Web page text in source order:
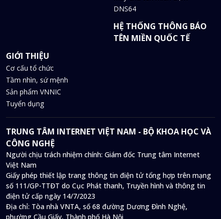
DNS64
HỆ THỐNG THÔNG BÁO
TÊN MIỀN QUỐC TẾ
GIỚI THIỆU
Cơ cấu tổ chức
Tầm nhìn, sứ mệnh
Sản phẩm VNNIC
Tuyển dụng
TRUNG TÂM INTERNET VIỆT NAM - BỘ KHOA HỌC VÀ
CÔNG NGHỆ
Người chịu trách nhiệm chính: Giám đốc Trung tâm Internet
Việt Nam
Giấy phép thiết lập trang thông tin điện tử tổng hợp trên mạng
số 111/GP-TTĐT do Cục Phát thanh, Truyền hình và thông tin
điện tử cấp ngày 14/7/2023
Địa chỉ: Tòa nhà VNTA, số 68 đường Dương Đình Nghệ,
phường Cầu Giấy, Thành phố Hà Nội